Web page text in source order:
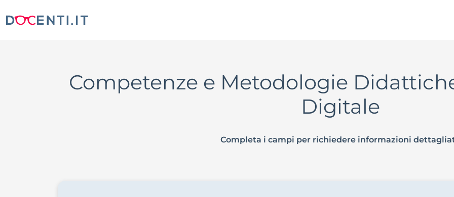
Competenze e Metodologie
Digitale
Completa i campi per richiedere informazioni